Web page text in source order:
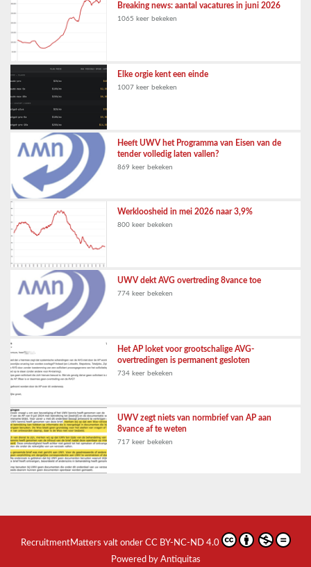
Breaking news: aantal vacatures in juni 2026
1065 keer bekeken
Elke orgie kent een einde
1007 keer bekeken
Heeft UWV het Programma van Eisen van de
tender volledig laten vallen?
869 keer bekeken
Werkloosheid in mei 2026 naar 3,9%
800 keer bekeken
UWV dekt AVG overtreding 8vance toe
774 keer bekeken
Het AP loket voor grootschalige AVG-
overtredingen is permanent gesloten
734 keer bekeken
UWV zegt niets van normbrief van AP aan
8vance af te weten
717 keer bekeken
RecruitmentMatters valt onder CC BY-NC-ND 4.0
Powered by Antiquitas